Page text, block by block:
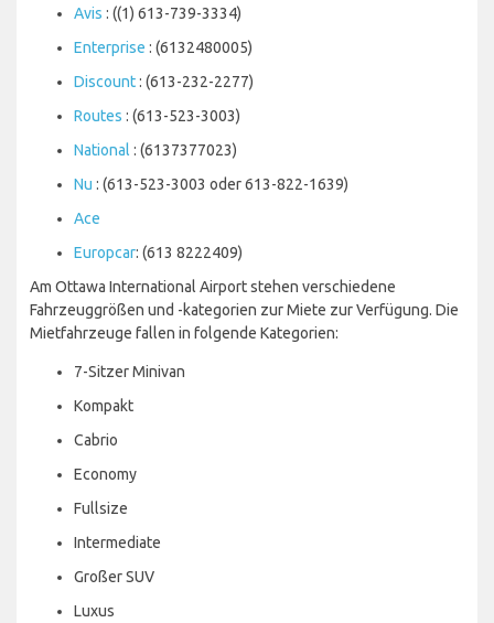
Avis : ((1) 613-739-3334)
Enterprise : (6132480005)
Discount: (613-232-2277)
Routes : (613-523-3003)
National : (6137377023)
Nu : (613-523-3003 oder 613-822-1639)
Ace
Europcar: (613 8222409)
Am Ottawa International Airport stehen verschiedene
Fahrzeuggrößen und -kategorien zur Miete zur Verfügung. Die
Mietfahrzeuge fallen in folgende Kategorien:
7-Sitzer Minivan
Kompakt
Cabrio
Economy
Fullsize
Intermediate
Großer SUV
Luxus